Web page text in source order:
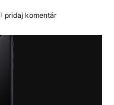
pridaj komentár